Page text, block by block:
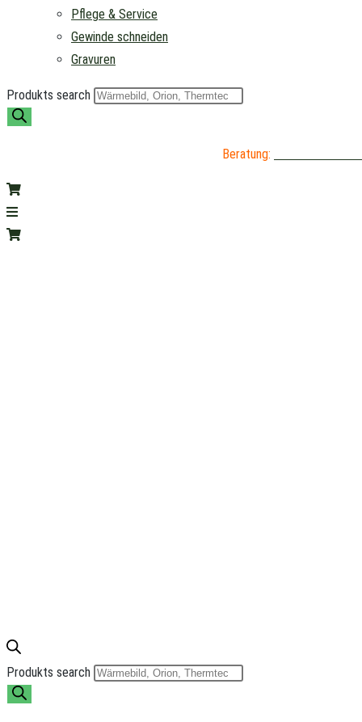
Pflege & Service
Gewinde schneiden
Gravuren
Produkts search
Beratung:
Produkts search